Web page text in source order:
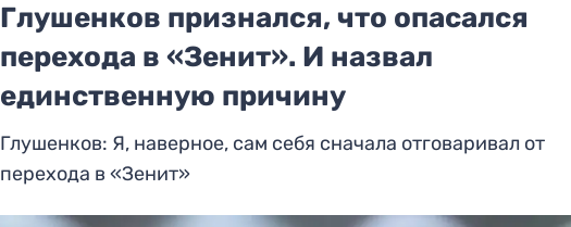
Глушенков признался, что опасался
перехода в «Зенит». И назвал
единственную причину
Глушенков: Я, наверное, сам себя сначала отговаривал от
перехода в «Зенит»